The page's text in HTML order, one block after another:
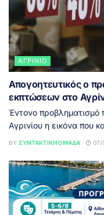
ΑΓΡΊΝΙΟ
Απογοητευτικός ο
εκπτώσεων στο
Έντονο προβληματισμό
Αγρινίου η εικόνα που
BY ΣΥΝΤΑΚΤΙΚΉ ΟΜΆΔΑ 07/